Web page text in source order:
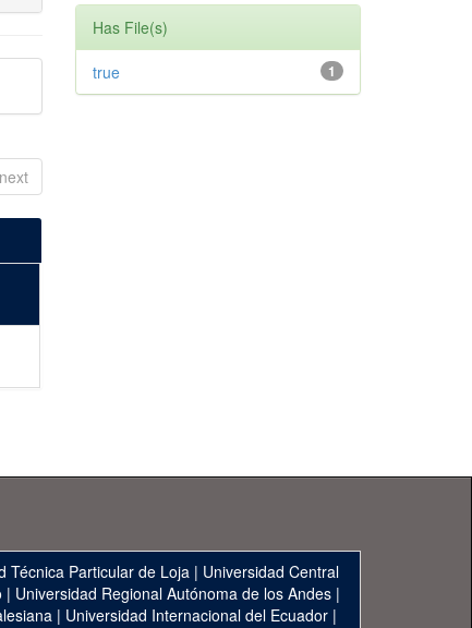
next
Has File(s)
1
true
Técnica Particular de Loja | Universidad Central
| Universidad Regional Autónoma de los Andes|
| Universidad Internacional del Ecuador|